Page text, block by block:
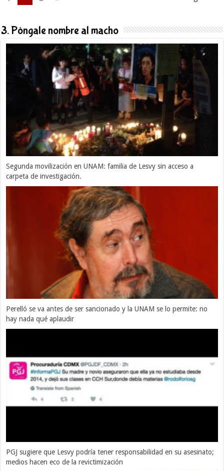
3. Póngale nombre al macho
Segunda movilización en UNAM: familia de Lesvy sin acceso a
carpeta de investigación.
Perelló se va antes de ser sancionado y la UNAM se lo permite: no
hay nada qué aplaudir
PGJ sugiere que Lesvy podría tener responsabilidad en su asesinato;
medios hacen eco de la revictimización